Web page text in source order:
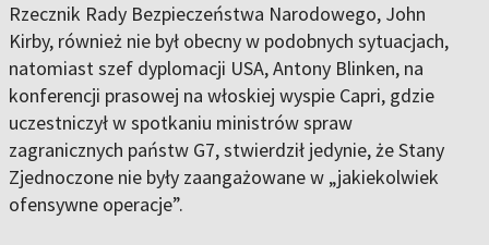
Rzecznik Rady Bezpieczeństwa Narodowego, John
Kirby, również nie był obecny w podobnych sytuacjach,
natomiast szef dyplomacji USA, Antony Blinken, na
konferencji prasowej na włoskiej wyspie Capri, gdzie
uczestniczył w spotkaniu ministrów spraw
zagranicznych państw G7, stwierdził jedynie, że Stany
Zjednoczone nie były zaangażowane w „jakiekolwiek
ofensywne operacje”.